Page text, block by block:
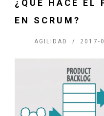
¿QUÉ HACE EL
EN SCRUM?
AGILIDAD 2017-